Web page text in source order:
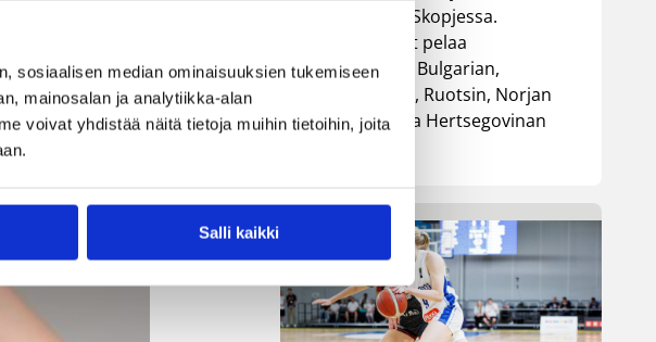
sosiaalisen median ominaisuuksien tukemiseen
mainosalan ja analytiikka-alan
voivat yhdistää näitä tietoja muihin tietoihin, joita
Salli kaikki
Makedonian Skopjessa.
Sudenpennut pelaa
alkulohkossa Bulgarian,
Luxemburgin, Ruotsin, Norjan
sekä Bosnia ja Hertsegovinan